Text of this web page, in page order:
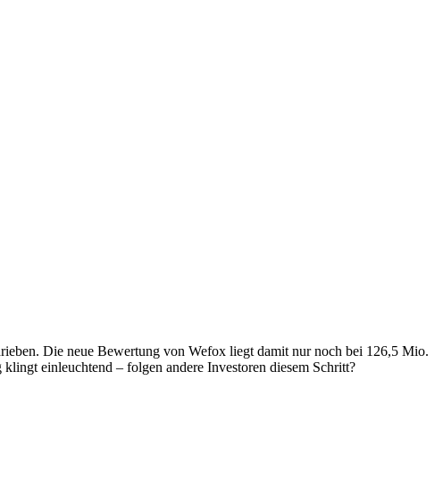
Die neue Bewertung von Wefox liegt damit nur noch bei 126,5 Mio.
einleuchtend – folgen andere Investoren diesem Schritt?